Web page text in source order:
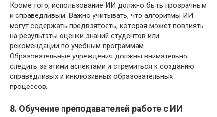
Кроме того, использование ИИ должно быть прозрачным
и справедливым. Важно учитывать, что алгоритмы ИИ
могут содержать предвзятость, которая может повлиять
на результаты оценки знаний студентов или
рекомендации по учебным программам.
Образовательные учреждения должны внимательно
следить за этими аспектами и стремиться к созданию
справедливых и инклюзивных образовательных
процессов.
8. Обучение преподавателей работе с ИИ